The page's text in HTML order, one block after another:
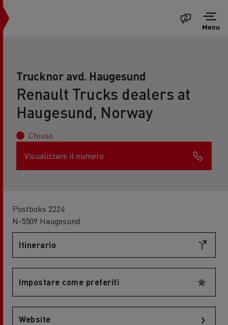
Menu
Trucknor avd. Haugesund
Renault Trucks dealers at
Haugesund, Norway
Chiuso
Visualizzare il numero
Postboks 2224
N-5509 Haugesund
Itinerario
Impostare come preferiti
Website